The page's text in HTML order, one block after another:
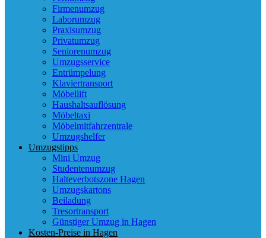
Firmenumzug
Laborumzug
Praxisumzug
Privatumzug
Seniorenumzug
Umzugsservice
Entrümpelung
Klaviertransport
Möbellift
Haushaltsauflösung
Möbeltaxi
Möbelmitfahrzentrale
Umzugshelfer
Umzugstipps
Mini Umzug
Studentenumzug
Halteverbotszone Hagen
Umzugskartons
Beiladung
Tresortransport
Günstiger Umzug in Hagen
Kosten-Preise in Hagen